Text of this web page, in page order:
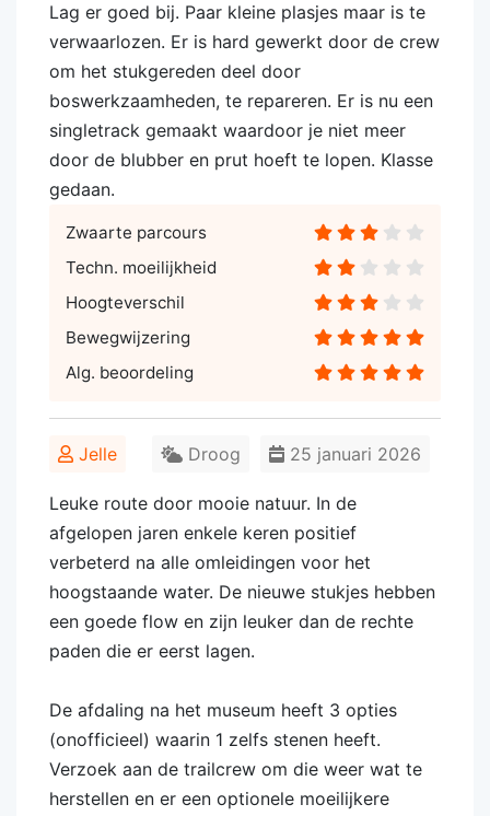
Lag er goed bij. Paar kleine plasjes maar is te
verwaarlozen. Er is hard gewerkt door de crew
om het stukgereden deel door
boswerkzaamheden, te repareren. Er is nu een
singletrack gemaakt waardoor je niet meer
door de blubber en prut hoeft te lopen. Klasse
gedaan.
Zwaarte parcours
Techn. moeilijkheid
Hoogteverschil
Bewegwijzering
Alg. beoordeling
Jelle 25 januari 2026
Droog
Leuke route door mooie natuur. In de
afgelopen jaren enkele keren positief
verbeterd na alle omleidingen voor het
hoogstaande water. De nieuwe stukjes hebben
een goede flow en zijn leuker dan de rechte
paden die er eerst lagen.
De afdaling na het museum heeft 3 opties
(onofficieel) waarin 1 zelfs stenen heeft.
Verzoek aan de trailcrew om die weer wat te
herstellen en er een optionele moeilijkere